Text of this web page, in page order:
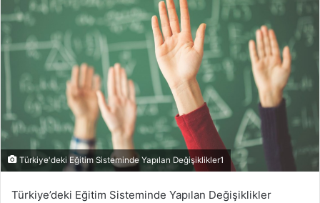
göndermek
Türkiye'deki Eğitim Sisteminde Yapılan Değişiklikler1
Türkiye’deki Eğitim Sisteminde Yapılan Değişiklikler